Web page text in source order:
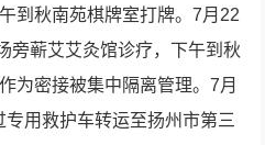
到秋南苑棋牌室打牌。7月22
旁蕲艾艾灸馆诊疗，下午到秋
为密接被集中隔离管理。7月
用救护车转运至扬州市第三